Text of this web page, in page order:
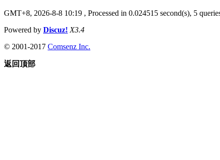
GMT+8, 2026-8-8 10:19 , Processed in 0.024515 second(s), 5
Powered by Discuz! X3.4
© 2001-2017 Comsenz Inc.
返回顶部